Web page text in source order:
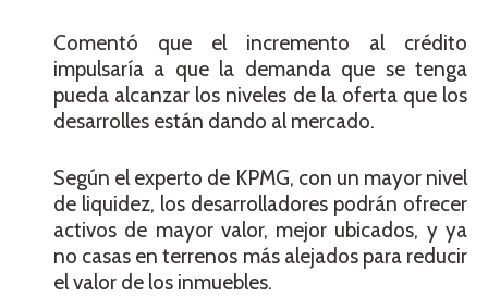
Comentó que el incremento al crédito
impulsaría a que la demanda que se tenga
pueda alcanzar los niveles de la oferta que los
desarrolles están dando al mercado.
Según el experto de KPMG, con un mayor nivel
de liquidez, los desarrolladores podrán ofrecer
activos de mayor valor, mejor ubicados, y ya
no casas en terrenos más alejados para reducir
el valor de los inmuebles.